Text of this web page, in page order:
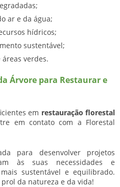
ar e da água;
hídricos;
sustentável;
verdes.
Árvore para Restaurar e
em restauração florestal
em contato com a Florestal
para desenvolver projetos
às suas necessidades e
sustentável e equilibrado.
da natureza e da vida!